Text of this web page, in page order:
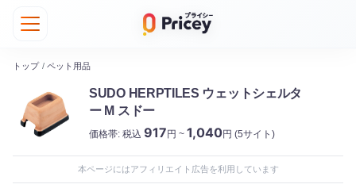
トップ / ペット用品
SUDO HERPTILES ウェットシェルタ
ー M スドー
価格帯: 税込 917円 ~ 1,040円 (5サイト)
本ページにはアフィリエイト広告を利用しています